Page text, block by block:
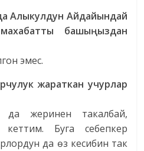
Алыкулдун Айдайындай
башыңыздан
эмес.
жараткан учурлар
жеринен такалбай,
Буга себепкер
да өз кесибин так